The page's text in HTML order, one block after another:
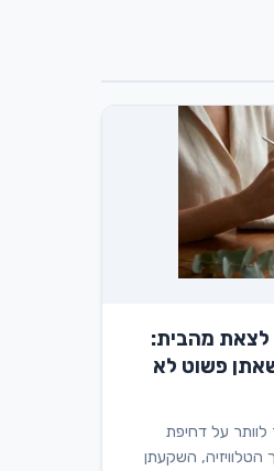
לצאת מהבית:
פשוט לא
על דחיפת
השקעתן